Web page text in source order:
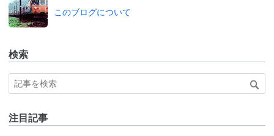
このブログについて
検索
注目記事